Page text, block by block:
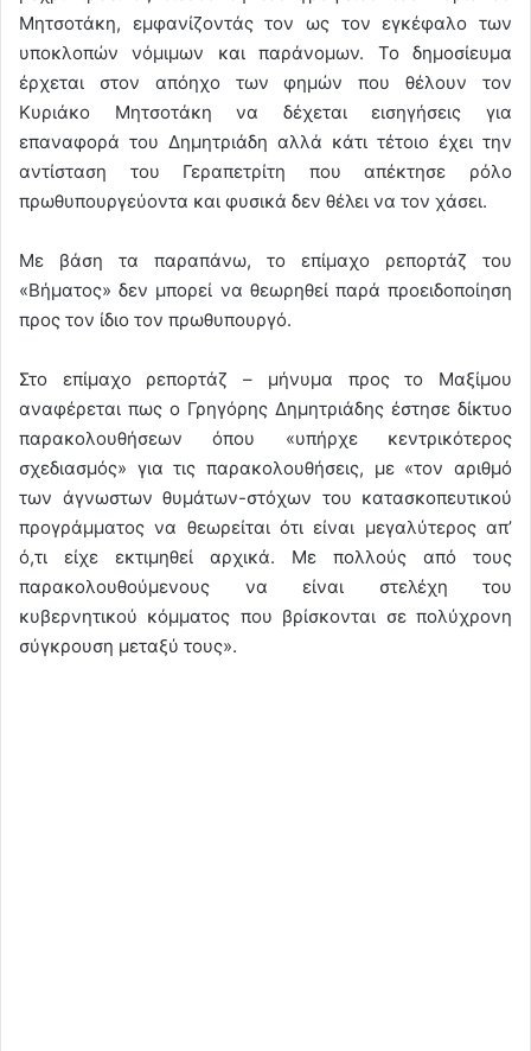
Μητσοτάκη, εμφανίζοντάς τον ως τον εγκέφαλο των
υποκλοπών νόμιμων και παράνομων. Το δημοσίευμα
έρχεται στον απόηχο των φημών που θέλουν τον
Κυριάκο Μητσοτάκη να δέχεται εισηγήσεις για
επαναφορά του Δημητριάδη αλλά κάτι τέτοιο έχει την
αντίσταση του Γεραπετρίτη που απέκτησε ρόλο
πρωθυπουργεύοντα και φυσικά δεν θέλει να τον χάσει.
Με βάση τα παραπάνω, το επίμαχο ρεπορτάζ του
«Βήματος» δεν μπορεί να θεωρηθεί παρά προειδοποίηση
προς τον ίδιο τον πρωθυπουργό.
Στο επίμαχο ρεπορτάζ – μήνυμα προς το Μαξίμου
αναφέρεται πως ο Γρηγόρης Δημητριάδης έστησε δίκτυο
παρακολουθήσεων όπου «υπήρχε κεντρικότερος
σχεδιασμός» για τις παρακολουθήσεις, με «τον αριθμό
των άγνωστων θυμάτων-στόχων του κατασκοπευτικού
προγράμματος να θεωρείται ότι είναι μεγαλύτερος απ’
ό,τι είχε εκτιμηθεί αρχικά. Με πολλούς από τους
παρακολουθούμενους να είναι στελέχη του
κυβερνητικού κόμματος που βρίσκονται σε πολύχρονη
σύγκρουση μεταξύ τους».